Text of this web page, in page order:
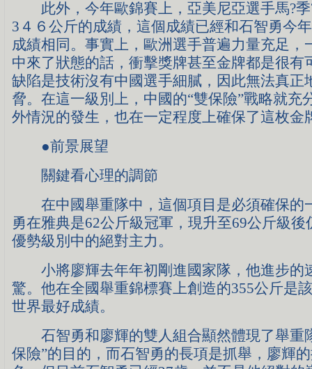
此外，今年歐錦賽上，亞美尼亞選手馬?季
3４６公斤的成績，這個成績已經和石智勇今
成績相同。事實上，歐洲選手普遍力量充足，
中來了狀態的話，衝擊獎牌甚至金牌都是很有
缺陷是技術沒有中國選手細膩，因此無法真正
脅。在這一級別上，中國的“雙保險”戰略就充
外情況的發生，也在一定程度上確保了這枚金
●前景展望
關鍵看心理的調節
在中國舉重隊中，這個項目是必須確保的
勇在雅典是62公斤級冠軍，現升至69公斤級後
優勢級別中的絕對主力。
小將廖輝去年年初剛進國家隊，他進步的
驚。他在全國舉重錦標賽上創造的355公斤是
世界最好成績。
石智勇和廖輝的雙人組合顯然體現了舉重
保險”的目的，而石智勇的長項是抓舉，廖輝